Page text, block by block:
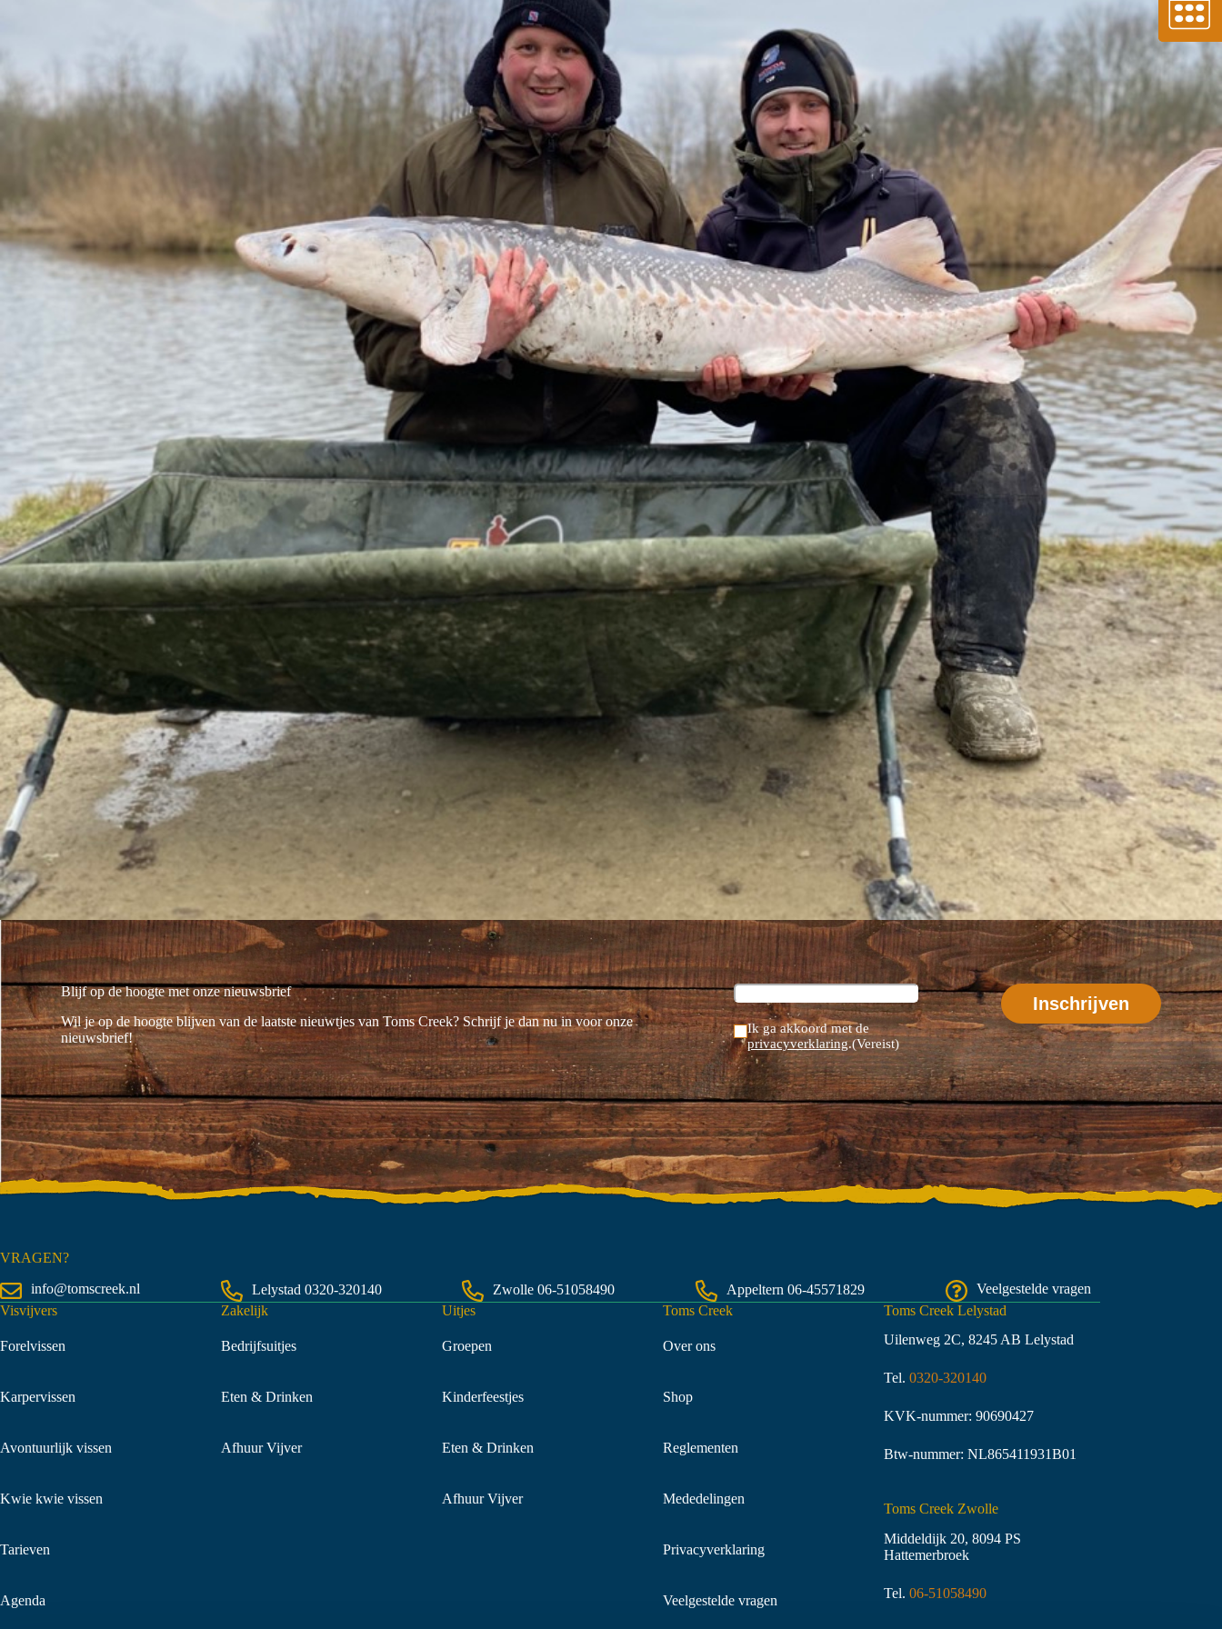
Blijf op de hoogte met onze nieuwsbrief
Wil je op de hoogte blijven van de laatste nieuwtjes van Toms Creek? Schrijf je dan nu in voor onze
nieuwsbrief!
Ik ga akkoord met de
privacyverklaring.(Vereist)
VRAGEN?
info@tomscreek.nl Lelystad 0320-320140 Zwolle06-51058490 Appeltern 06-45571829
Veelgestelde vragen
Visvijvers
Forelvissen
Karpervissen
Avontuurlijk vissen
Kwie kwie vissen
Tarieven
Agenda
Zakelijk
Bedrijfsuitjes
Eten & Drinken
Afhuur Vijver
Uitjes
Groepen
Kinderfeestjes
Eten & Drinken
Afhuur Vijver
Toms Creek
Over ons
Shop
Reglementen
Mededelingen
Privacyverklaring
Veelgestelde vragen
Toms Creek Lelystad
Uilenweg 2C, 8245 AB Lelystad
Tel. 0320-320140
KVK-nummer: 90690427
Btw-nummer: NL865411931B01
Toms Creek Zwolle
Middeldijk 20, 8094 PS
Hattemerbroek
Tel. 06-51058490